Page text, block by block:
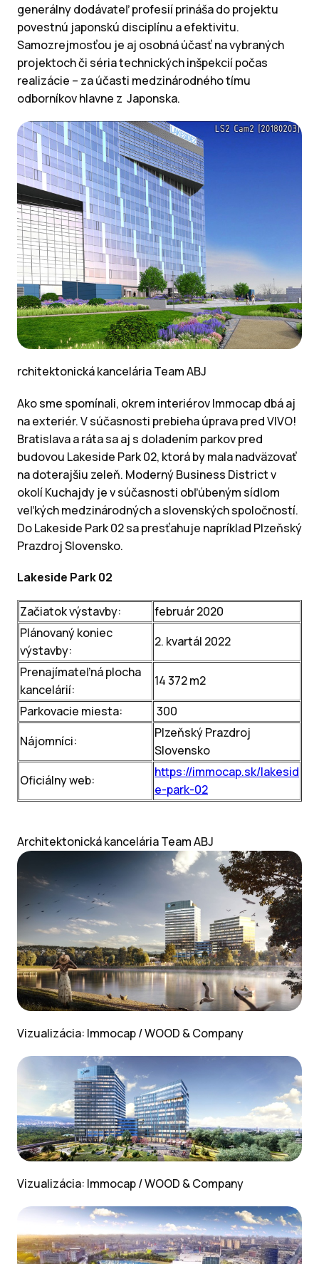
generálny dodávateľ profesií prináša do projektu
povestnú japonskú disciplínu a efektivitu.
Samozrejmosťou je aj osobná účasť na vybraných
projektoch či séria technických inšpekcií počas
realizácie – za účasti medzinárodného tímu
odborníkov hlavne z Japonska.
rchitektonická kancelária Team ABJ
Ako sme spomínali, okrem interiérov Immocap dbá aj
na exteriér. V súčasnosti prebieha úprava pred VIVO!
Bratislava a ráta sa aj s doladením parkov pred
budovou Lakeside Park 02, ktorá by mala nadväzovať
na doterajšiu zeleň. Moderný Business District v
okolí Kuchajdy je v súčasnosti obľúbeným sídlom
veľkých medzinárodných a slovenských spoločností.
Do Lakeside Park 02 sa presťahuje napríklad Plzeňský
Prazdroj Slovensko.
Lakeside Park 02
Začiatok výstavby:
február 2020
Plánovaný koniec
výstavby:
2. kvartál 2022
Prenajímateľná plocha
kancelárií:
14 372 m2
Parkovacie miesta:
300
Nájomníci:
Plzeňský Prazdroj
Slovensko
Oficiálny web:
https://immocap.sk/lakesid
e-park-02
Architektonická kancelária Team ABJ
Vizualizácia: Immocap / WOOD & Company
Vizualizácia: Immocap / WOOD & Company